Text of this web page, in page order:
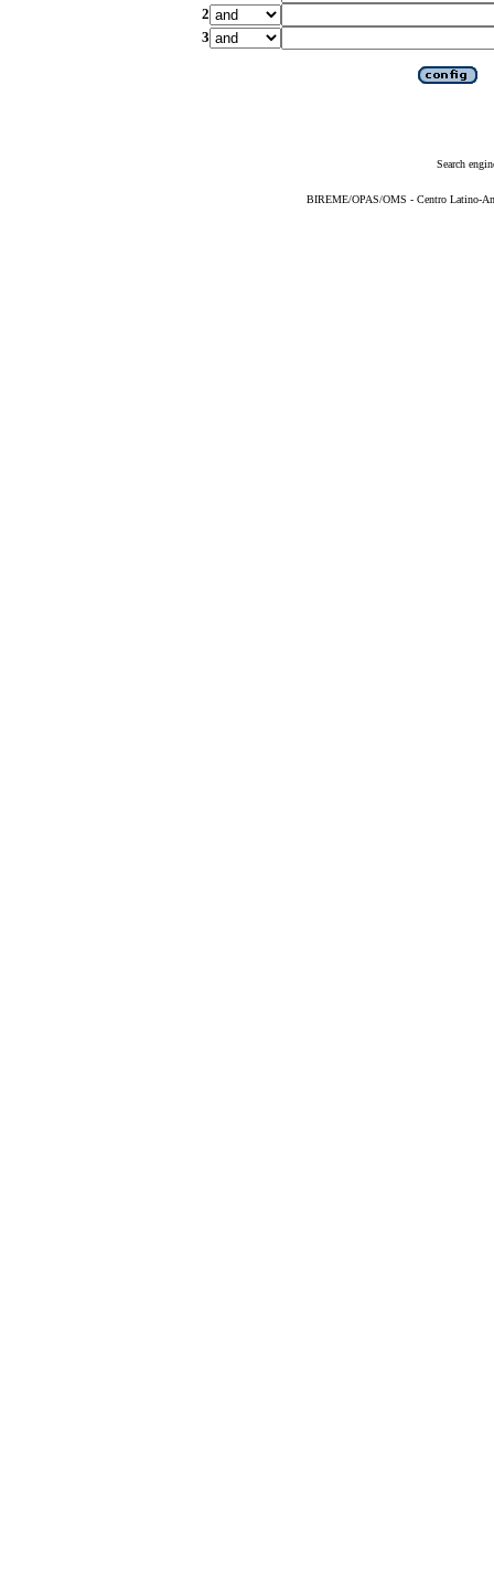
2
3
Search
BIREME/OPAS/OMS - Centro Latino-